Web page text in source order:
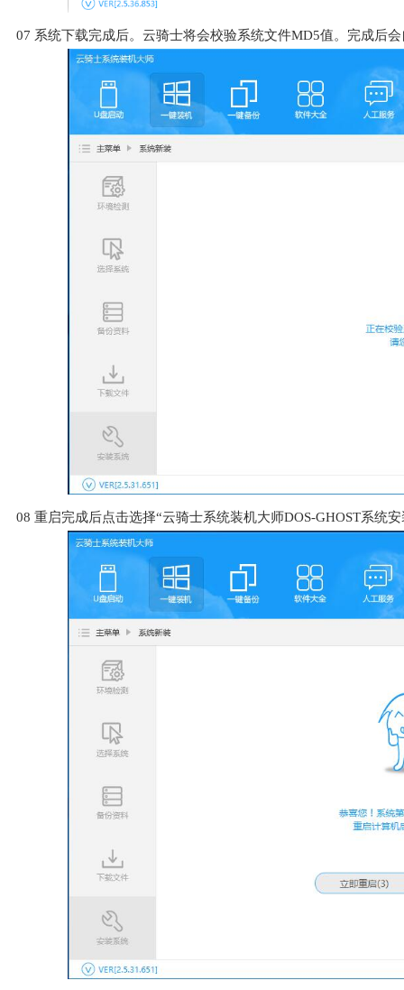
07 系统下载完成后。云骑士将会校验系统文件MD5值。完成后
08 重启完成后点击选择“云骑士系统装机大师DOS-GHOST系统